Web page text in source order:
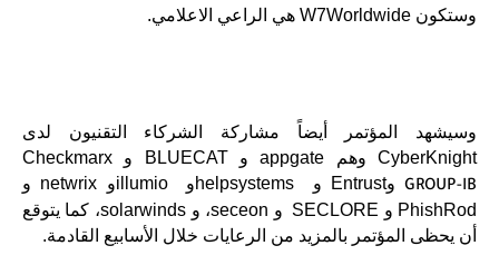
وستكون W7Worldwide هي الراعي الاعلامي.
وسيشهد المؤتمر أيضاً مشاركة الشركاء التقنيون لدى
CyberKnightوهم appgateوBLUECAT و Checkmarx
GROUP-IB وEntrust و helpsystemsو illumioو netwrix و
PhishRod و SECLORE و seceon، و solarwinds، كما يتوقع
أن يحظى المؤتمر بالمزيد من الرعايات خلال الأسابيع القادمة.